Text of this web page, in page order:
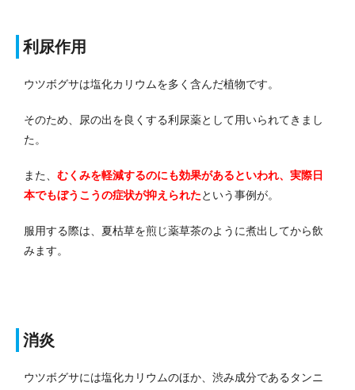
利尿作用
ウツボグサは塩化カリウムを多く含んだ植物です。
そのため、尿の出を良くする利尿薬として用いられてきまし
た。
また、 むくみを軽減するのにも効果があるといわれ、実際日
本でもぼうこうの症状が抑えられたという事例が。
服用する際は、夏枯草を煎じ薬草茶のように煮出してから飲
みます。
消炎
ウツボグサには塩化カリウムのほか、渋み成分であるタンニ